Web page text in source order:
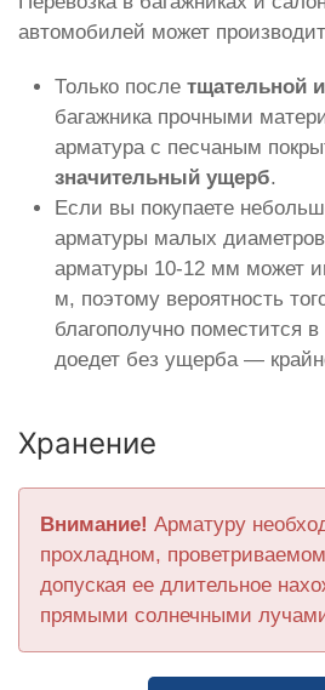
автомобилей может
Только после тщательной
багажника прочными
арматура с песчаным
значительный ущерб.
Если вы покупаете
арматуры малых
арматуры 10-12 мм может
м, поэтому вероятность
благополучно поместится
доедет без ущерба —
Хранение
Внимание! Арматуру
прохладном,
допуская ее длительное
прямыми солнечными